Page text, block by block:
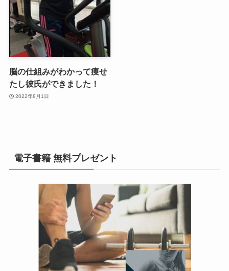
脳の仕組みがわかって痩せ
たし彼氏ができました！
2022年8月1日
電子書籍 無料プレゼント